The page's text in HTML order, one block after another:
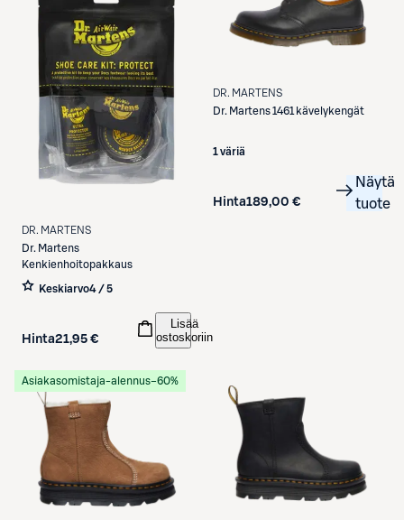
DR. MARTENS
Dr. Martens
Kenkienhoitopakkaus
Keskiarvo4 / 5
Hinta21,95 €
Lisää
ostoskoriin
DR. MARTENS
Dr. Martens1461 kävelykengät
1 väriä
Hinta189,00 €
Näytä
tuote
Asiakasomistaja-alennus−60%